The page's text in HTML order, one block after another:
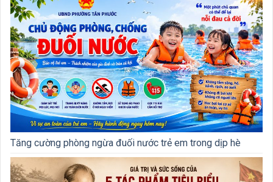
Tăng cường phòng ngừa đuối nước trẻ em trong dịp hè